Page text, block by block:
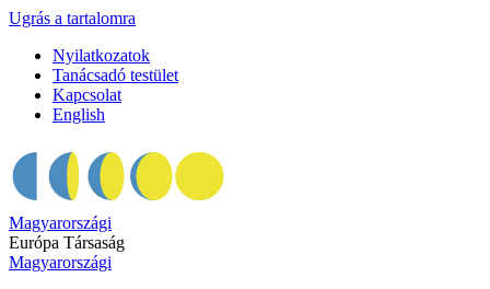
Ugrás a tartalomra
Nyilatkozatok
Tanácsadó testület
Kapcsolat
English
Magyarországi
Európa Társaság
Magyarországi